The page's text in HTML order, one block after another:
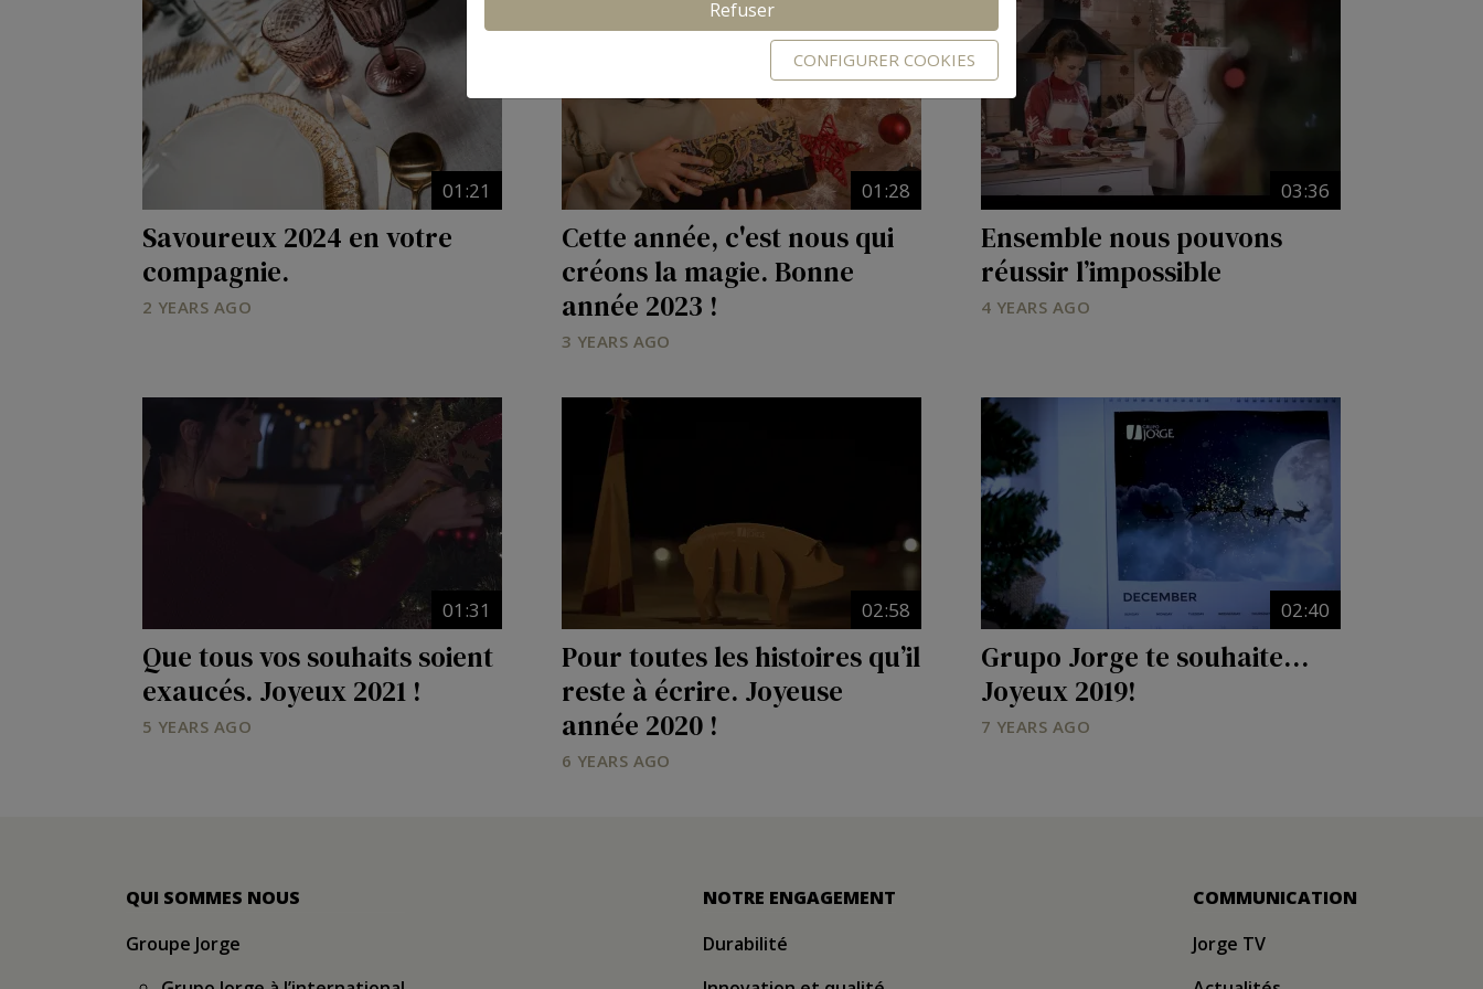
01:21
Savoureux 2024 en votre
compagnie.
2 YEARS AGO
01:28
Cette année, c'est nous qui
créons la magie. Bonne
année 2023 !
3 YEARS AGO
03:36
Ensemble nous pouvons
réussir l’impossible
4 YEARS AGO
01:31
Que tous vos souhaits soient
exaucés. Joyeux 2021 !
5 YEARS AGO
Image
02:58
Pour toutes les histoires qu’il
reste à écrire. Joyeuse
année 2020 !
6 YEARS AGO
Image
02:40
Grupo Jorge te souhaite…
Joyeux 2019!
7 YEARS AGO
QUI SOMMES NOUS
Groupe Jorge
NOTRE ENGAGEMENT
Durabilité
COMMUNICATION
Jorge TV
Refuser
CONFIGURER COOKIES